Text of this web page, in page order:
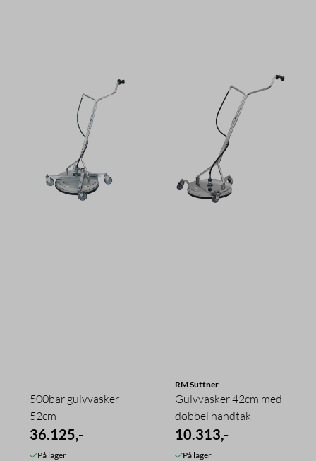
500bar gulvvasker
52cm
36.125,-
På lager
RM Suttner
Gulvvasker 42cm med
dobbel handtak
10.313,-
På lager